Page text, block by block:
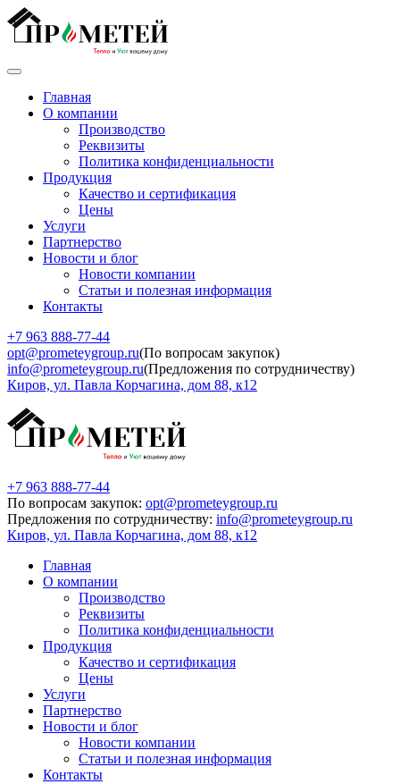
Главная
О компании
Производство
Реквизиты
Политика конфиденциальности
Продукция
Качество и сертификация
Цены
Услуги
Партнерство
Новости и блог
Новости компании
Статьи и полезная информация
Контакты
+7 963 888-77-44
opt@prometeygroup.ru(По вопросам закупок)
info@prometeygroup.ru(Предложения по сотрудничеству)
Киров, ул. Павла Корчагина, дом 88, к12
+7 963 888-77-44
По вопросам закупок: opt@prometeygroup.ru
Предложения по сотрудничеству: info@prometeygroup.ru
Киров, ул. Павла Корчагина, дом 88, к12
Главная
О компании
Производство
Реквизиты
Политика конфиденциальности
Продукция
Качество и сертификация
Цены
Услуги
Партнерство
Новости и блог
Новости компании
Статьи и полезная информация
Контакты